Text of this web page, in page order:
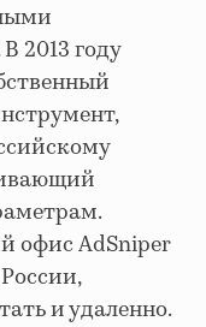
2013 году
офис AdSniper
и удаленно.